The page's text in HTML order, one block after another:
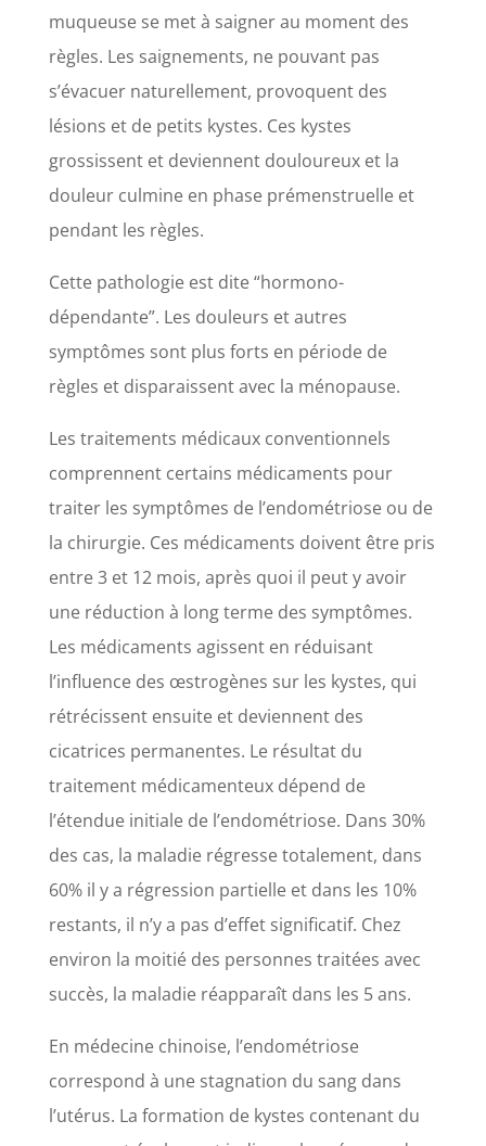
muqueuse se met à saigner au moment des
règles. Les saignements, ne pouvant pas
s’évacuer naturellement, provoquent des
lésions et de petits kystes. Ces kystes
grossissent et deviennent douloureux et la
douleur culmine en phase prémenstruelle et
pendant les règles.
Cette pathologie est dite “hormono-
dépendante”. Les douleurs et autres
symptômes sont plus forts en période de
règles et disparaissent avec la ménopause.
Les traitements médicaux conventionnels
comprennent certains médicaments pour
traiter les symptômes de l’endométriose ou de
la chirurgie. Ces médicaments doivent être pris
entre 3 et 12 mois, après quoi il peut y avoir
une réduction à long terme des symptômes.
Les médicaments agissent en réduisant
l’influence des œstrogènes sur les kystes, qui
rétrécissent ensuite et deviennent des
cicatrices permanentes. Le résultat du
traitement médicamenteux dépend de
l’étendue initiale de l’endométriose. Dans 30%
des cas, la maladie régresse totalement, dans
60% il y a régression partielle et dans les 10%
restants, il n’y a pas d’effet significatif. Chez
environ la moitié des personnes traitées avec
succès, la maladie réapparaît dans les 5 ans.
En médecine chinoise, l’endométriose
correspond à une stagnation du sang dans
l’utérus. La formation de kystes contenant du